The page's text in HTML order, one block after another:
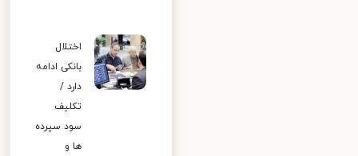
اختلال
بانکی ادامه
دارد /
تکلیف
سود سپرده
ها و